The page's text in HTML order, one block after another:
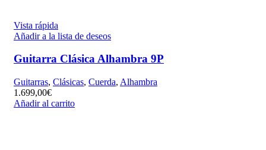
Vista rápida
Añadir a la lista de deseos
Guitarra Clásica Alhambra 9P
Guitarras, Clásicas, Cuerda, Alhambra
1.699,00€
Añadir al carrito